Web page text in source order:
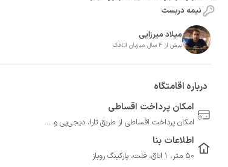
نیمه دربست
میلاد میرزایی
بیش از 4 سال میزبان اتاقک
درباره اقامتگاه
امکان پرداخت اقساطی
امکان پرداخت اقساطی از طریق تارا، دیجی‌پی و ...
اطلاعات بنا
50 متر، 1 اتاق، فلت، پارکینگ روباز